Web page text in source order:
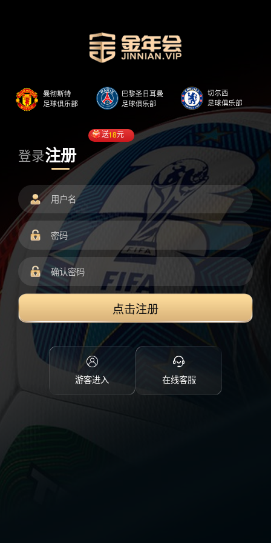
登录注册
送18元
点击注册
游客进入 在线客服